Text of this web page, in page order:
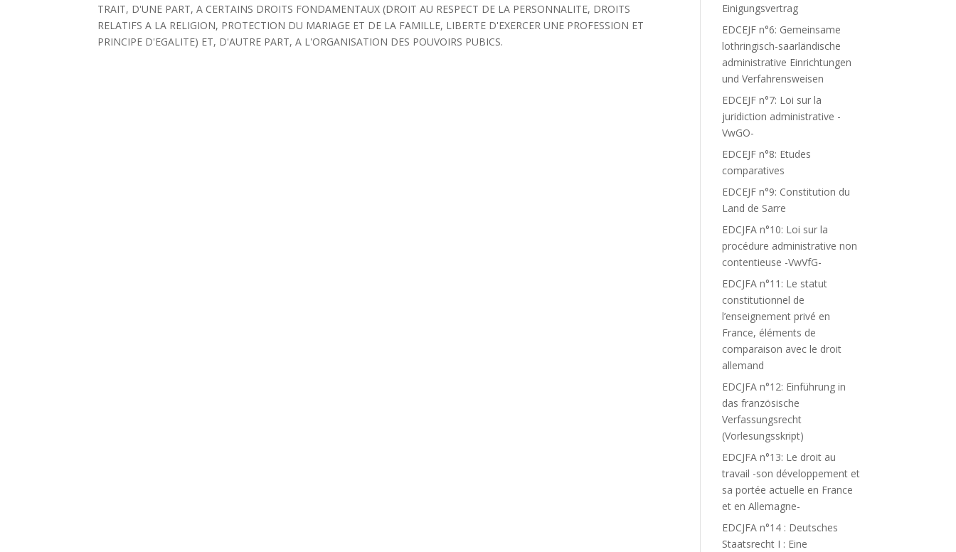
TRAIT, D'UNE PART, A CERTAINS DROITS FONDAMENTAUX (DROIT AU RESPECT DE LA PERSONNALITE, DROITS
RELATIFS A LA RELIGION, PROTECTION DU MARIAGE ET DE LA FAMILLE, LIBERTE D'EXERCER UNE PROFESSION ET
PRINCIPE D'EGALITE) ET, D'AUTRE PART, A L'ORGANISATION DES POUVOIRS PUBICS.
Einigungsvertrag
EDCEJF n°6: Gemeinsame
lothringisch-saarländische
administrative Einrichtungen
und Verfahrensweisen
EDCEJF n°7: Loi sur la
juridiction administrative -
VwGO-
EDCEJF n°8: Etudes
comparatives
EDCEJF n°9: Constitution du
Land de Sarre
EDCJFA n°10: Loi sur la
procédure administrative non
contentieuse -VwVfG-
EDCJFA n°11: Le statut
constitutionnel de
l’enseignement privé en
France, éléments de
comparaison avec le droit
allemand
EDCJFA n°12: Einführung in
das französische
Verfassungsrecht
(Vorlesungsskript)
EDCJFA n°13: Le droit au
travail -son développement et
sa portée actuelle en France
et en Allemagne-
EDCJFA n°14 : Deutsches
Staatsrecht I : Eine